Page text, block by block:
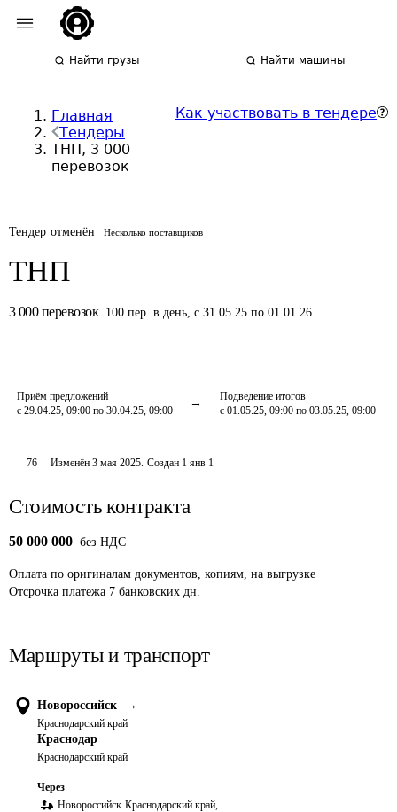
Найти грузы Найти машины
Главная
Тендеры
ТНП, 3 000
перевозок
Как участвовать в тендере
Тендер отменён Несколько поставщиков
ТНП
3 000 перевозок 100 пер. в день,с 31.05.25 по 01.01.26
Приём предложений
с 29.04.25, 09:00 по 30.04.25, 09:00
Подведение итогов
с 01.05.25, 09:00 по 03.05.25, 09:00
76 Изменён3 мая 2025. Создан 1 янв 1
Стоимость контракта
50 000 000 без НДС
Оплата по оригиналам документов, копиям, на выгрузке
Отсрочка платежа 7 банковских дн.
Маршруты и транспорт
Новороссийск →
Краснодарский край
Краснодар
Краснодарский край
Через
Новороссийск Краснодарский край,